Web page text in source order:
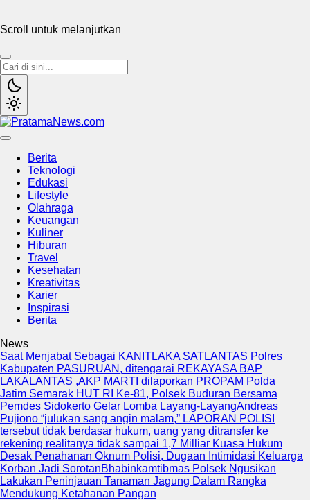
Scroll untuk melanjutkan
Berita
Teknologi
Edukasi
Lifestyle
Olahraga
Keuangan
Kuliner
Hiburan
Travel
Kesehatan
Kreativitas
Karier
Inspirasi
Berita
News
Saat Menjabat Sebagai KANITLAKA SATLANTAS Polres
Kabupaten PASURUAN, ditengarai REKAYASA BAP
LAKALANTAS ,AKP MARTI dilaporkan PROPAM Polda
Jatim Semarak HUT RI Ke-81, Polsek Buduran Bersama
Pemdes Sidokerto Gelar Lomba Layang-LayangAndreas
Pujiono “julukan sang angin malam,” LAPORAN POLISI
tersebut tidak berdasar hukum, uang yang ditransfer ke
rekening realitanya tidak sampai 1,7 Milliar Kuasa Hukum
Desak Penahanan Oknum Polisi, Dugaan Intimidasi Keluarga
Korban Jadi SorotanBhabinkamtibmas Polsek Ngusikan
Lakukan Peninjauan Tanaman Jagung Dalam Rangka
Mendukung Ketahanan Pangan